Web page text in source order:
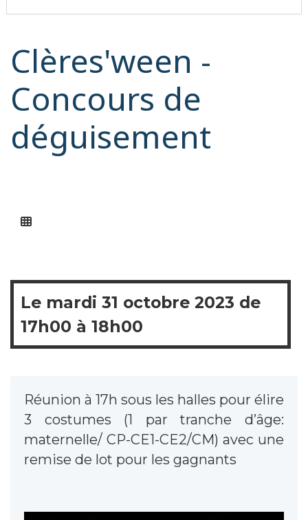
Clères'ween -
Concours de
déguisement
Le mardi 31 octobre 2023 de
17h00 à 18h00
Réunion à 17h sous les halles pour élire
3 costumes (1 par tranche d’âge:
maternelle/ CP-CE1-CE2/CM) avec une
remise de lot pour les gagnants